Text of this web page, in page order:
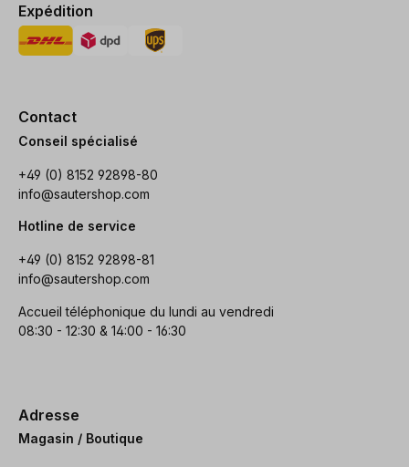
Expédition
Contact
Conseil spécialisé
+49 (0) 8152 92898-80
info@sautershop.com
Hotline de service
+49 (0) 8152 92898-81
info@sautershop.com
Accueil téléphonique du lundi au vendredi
08:30 - 12:30 & 14:00 - 16:30
Adresse
Magasin / Boutique